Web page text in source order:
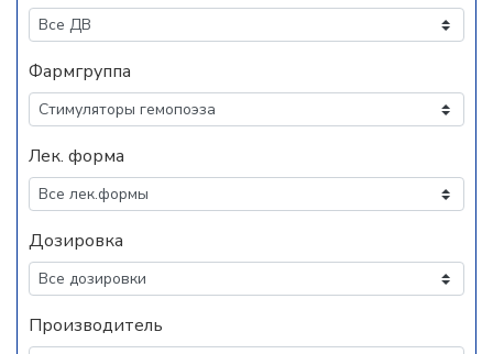
Фармгруппа
Лек. форма
Дозировка
Производитель